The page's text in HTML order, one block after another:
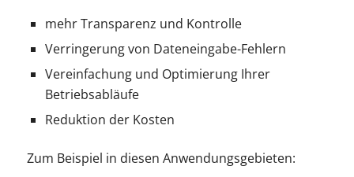
mehr Transparenz und Kontrolle
Verringerung von Dateneingabe-Fehlern
Vereinfachung und Optimierung Ihrer
Betriebsabläufe
Reduktion der Kosten
Zum Beispiel in diesen Anwendungsgebieten: